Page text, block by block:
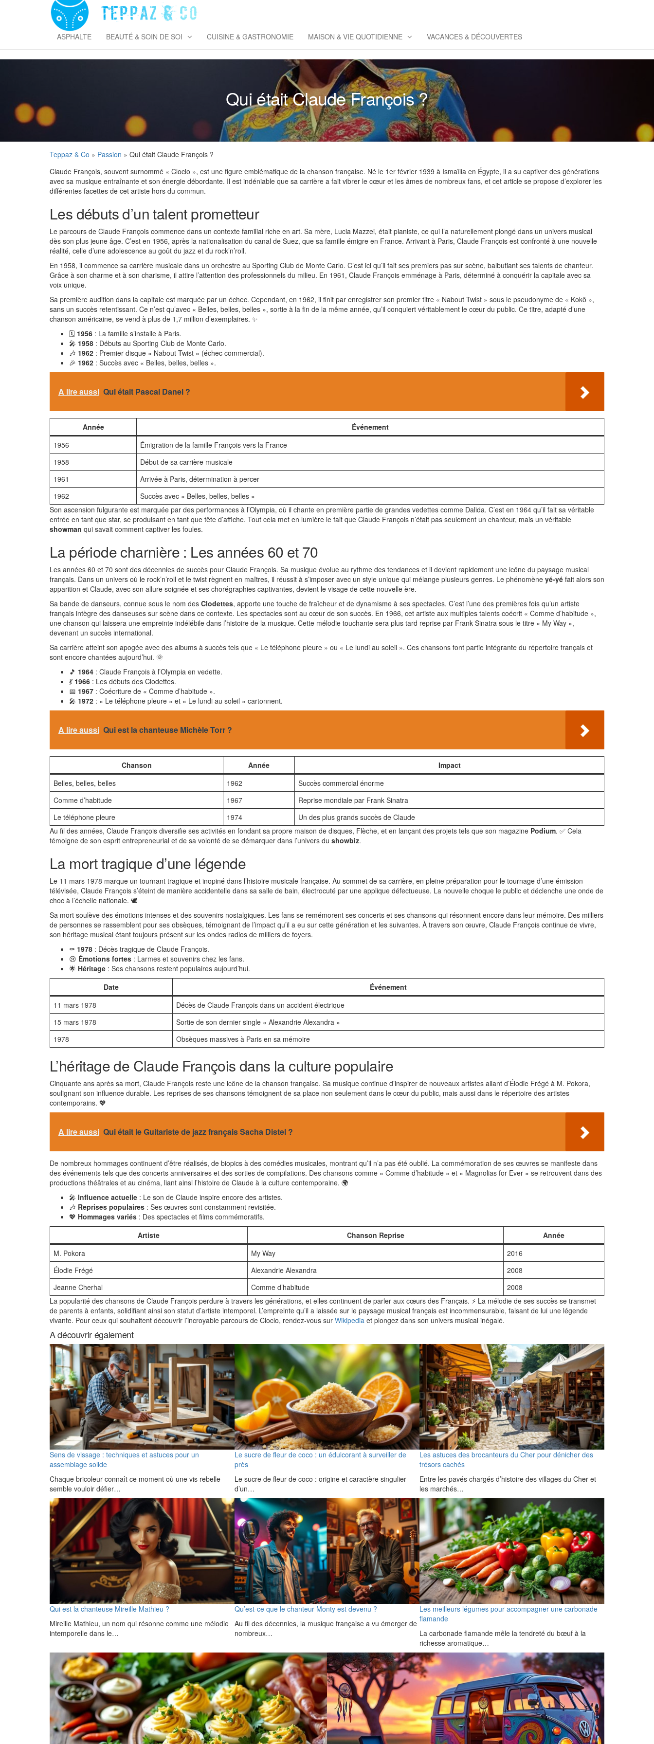
& Co
ASPHALTE BEAUTÉ & SOIN DE SOI CUISINE & GASTRONOMIE MAISON & VIE QUOTIDIENNE VACANCES & DÉCOUVERTES
Qui était Claude François ?
Teppaz & Co » Passion » Qui était Claude François ?
Claude François, souvent surnommé « Cloclo », est une figure emblématique de la chanson française. Né le 1er février 1939 à Ismaïlia en Égypte, il a su captiver des générations
avec sa musique entraînante et son énergie débordante. Il est indéniable que sa carrière a fait vibrer le cœur et les âmes de nombreux fans, et cet article se propose d’explorer les
différentes facettes de cet artiste hors du commun.
Les débuts d’un talent prometteur
Le parcours de Claude François commence dans un contexte familial riche en art. Sa mère, Lucia Mazzei, était pianiste, ce qui l’a naturellement plongé dans un univers musical
dès son plus jeune âge. C’est en 1956, après la nationalisation du canal de Suez, que sa famille émigre en France. Arrivant à Paris, Claude François est confronté à une nouvelle
réalité, celle d’une adolescence au goût du jazz et du rock’n’roll.
En 1958, il commence sa carrière musicale dans un orchestre au Sporting Club de Monte Carlo. C’est ici qu’il fait ses premiers pas sur scène, balbutiant ses talents de chanteur.
Grâce à son charme et à son charisme, il attire l’attention des professionnels du milieu. En 1961, Claude François emménage à Paris, déterminé à conquérir la capitale avec sa
voix unique.
Sa première audition dans la capitale est marquée par un échec. Cependant, en 1962, il finit par enregistrer son premier titre « Nabout Twist » sous le pseudonyme de « Kokô »,
sans un succès retentissant. Ce n’est qu’avec « Belles, belles, belles », sortie à la fin de la même année, qu’il conquiert véritablement le cœur du public. Ce titre, adapté d’une
chanson américaine, se vend à plus de 1,7 million d’exemplaires. ✨
🗓️ 1956 : La famille s’installe à Paris.
🎤 1958 : Débuts au Sporting Club de Monte Carlo.
🎶 1962 : Premier disque « Nabout Twist » (échec commercial).
🎉 1962 : Succès avec « Belles, belles, belles ».
A lire aussi Qui était Pascal Danel ?
Année
Événement
1956
Émigration de la famille François vers la France
1958
Début de sa carrière musicale
1961
Arrivée à Paris, détermination à percer
1962
Succès avec « Belles, belles, belles »
Son ascension fulgurante est marquée par des performances à l’Olympia, où il chante en première partie de grandes vedettes comme Dalida. C’est en 1964 qu’il fait sa véritable
entrée en tant que star, se produisant en tant que tête d’affiche. Tout cela met en lumière le fait que Claude François n’était pas seulement un chanteur, mais un véritable
showman qui savait comment captiver les foules.
La période charnière : Les années 60 et 70
Les années 60 et 70 sont des décennies de succès pour Claude François. Sa musique évolue au rythme des tendances et il devient rapidement une icône du paysage musical
français. Dans un univers où le rock’n’roll et le twist règnent en maîtres, il réussit à s’imposer avec un style unique qui mélange plusieurs genres. Le phénomène yé-yé fait alors son
apparition et Claude, avec son allure soignée et ses chorégraphies captivantes, devient le visage de cette nouvelle ère.
Sa bande de danseurs, connue sous le nom des Clodettes, apporte une touche de fraîcheur et de dynamisme à ses spectacles. C’est l’une des premières fois qu’un artiste
français intègre des danseuses sur scène dans ce contexte. Les spectacles sont au cœur de son succès. En 1966, cet artiste aux multiples talents coécrit « Comme d’habitude »,
une chanson qui laissera une empreinte indélébile dans l’histoire de la musique. Cette mélodie touchante sera plus tard reprise par Frank Sinatra sous le titre « My Way »,
devenant un succès international.
Sa carrière atteint son apogée avec des albums à succès tels que « Le téléphone pleure » ou « Le lundi au soleil ». Ces chansons font partie intégrante du répertoire français et
sont encore chantées aujourd’hui. 🌞
🎵 1964 : Claude François à l’Olympia en vedette.
💃 1966 : Les débuts des Clodettes.
📅 1967 : Coécriture de « Comme d’habitude ».
🎤 1972 : « Le téléphone pleure » et « Le lundi au soleil » cartonnent.
A lire aussi Qui est la chanteuse Michèle Torr ?
Chanson Année
Impact
Belles, belles, belles
1962
Succès commercial énorme
Comme d’habitude
1967
Reprise mondiale par Frank Sinatra
Le téléphone pleure
1974
Un des plus grands succès de Claude
Au fil des années, Claude François diversifie ses activités en fondant sa propre maison de disques, Flèche, et en lançant des projets tels que son magazine Podium. ✅ Cela
témoigne de son esprit entrepreneurial et de sa volonté de se démarquer dans l’univers du showbiz.
La mort tragique d’une légende
Le 11 mars 1978 marque un tournant tragique et inopiné dans l’histoire musicale française. Au sommet de sa carrière, en pleine préparation pour le tournage d’une émission
télévisée, Claude François s’éteint de manière accidentelle dans sa salle de bain, électrocuté par une applique défectueuse. La nouvelle choque le public et déclenche une onde de
choc à l’échelle nationale. 🕊️
Sa mort soulève des émotions intenses et des souvenirs nostalgiques. Les fans se remémorent ses concerts et ses chansons qui résonnent encore dans leur mémoire. Des milliers
de personnes se rassemblent pour ses obsèques, témoignant de l’impact qu’il a eu sur cette génération et les suivantes. À travers son œuvre, Claude François continue de vivre,
son héritage musical étant toujours présent sur les ondes radios de milliers de foyers.
⚰️ 1978 : Décès tragique de Claude François.
😢 Émotions fortes : Larmes et souvenirs chez les fans.
🌟 Héritage : Ses chansons restent populaires aujourd’hui.
Date
Événement
11 mars 1978
Décès de Claude François dans un accident électrique
15 mars 1978
Sortie de son dernier single « Alexandrie Alexandra »
1978
Obsèques massives à Paris en sa mémoire
L’héritage de Claude François dans la culture populaire
Cinquante ans après sa mort, Claude François reste une icône de la chanson française. Sa musique continue d’inspirer de nouveaux artistes allant d’Élodie Frégé à M. Pokora,
soulignant son influence durable. Les reprises de ses chansons témoignent de sa place non seulement dans le cœur du public, mais aussi dans le répertoire des artistes
contemporains. 💖
A lire aussi Qui était le Guitariste de jazz français Sacha Distel ?
De nombreux hommages continuent d’être réalisés, de biopics à des comédies musicales, montrant qu’il n’a pas été oublié. La commémoration de ses œuvres se manifeste dans
des événements tels que des concerts anniversaires et des sorties de compilations. Des chansons comme « Comme d’habitude » et « Magnolias for Ever » se retrouvent dans des
productions théâtrales et au cinéma, liant ainsi l’histoire de Claude à la culture contemporaine. 🌍
🎤 Influence actuelle : Le son de Claude inspire encore des artistes.
🎶 Reprises populaires : Ses œuvres sont constamment revisitée.
💖 Hommages variés : Des spectacles et films commémoratifs.
Artiste
Chanson Reprise
Année
M. Pokora
My Way
2016
Élodie Frégé
Alexandrie Alexandra
2008
Jeanne Cherhal
Comme d’habitude
2008
La popularité des chansons de Claude François perdure à travers les générations, et elles continuent de parler aux cœurs des Français. ⚡ La mélodie de ses succès se transmet
de parents à enfants, solidifiant ainsi son statut d’artiste intemporel. L’empreinte qu’il a laissée sur le paysage musical français est incommensurable, faisant de lui une légende
vivante. Pour ceux qui souhaitent découvrir l’incroyable parcours de Cloclo, rendez-vous sur Wikipedia et plongez dans son univers musical inégalé.
A découvrir également
Sens de vissage : techniques et astuces pour un
assemblage solide
Chaque bricoleur connaît ce moment où une vis rebelle
semble vouloir défier…
Le sucre de fleur de coco : un édulcorant à surveiller de
près
Le sucre de fleur de coco : origine et caractère singulier
d’un…
Les astuces des brocanteurs du Cher pour dénicher des
trésors cachés
Entre les pavés chargés d’histoire des villages du Cher et
les marchés…
Qui est la chanteuse Mireille Mathieu ?
Mireille Mathieu, un nom qui résonne comme une mélodie
intemporelle dans le…
Qu’est-ce que le chanteur Monty est devenu ?
Au fil des décennies, la musique française a vu émerger de
nombreux…
Les meilleurs légumes pour accompagner une carbonade
flamande
La carbonade flamande mêle la tendreté du bœuf à la
richesse aromatique…